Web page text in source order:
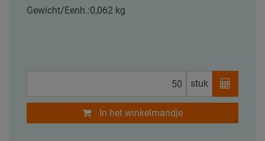
Gewicht/Eenh.:0,062 kg
stuk
In het winkelmandje